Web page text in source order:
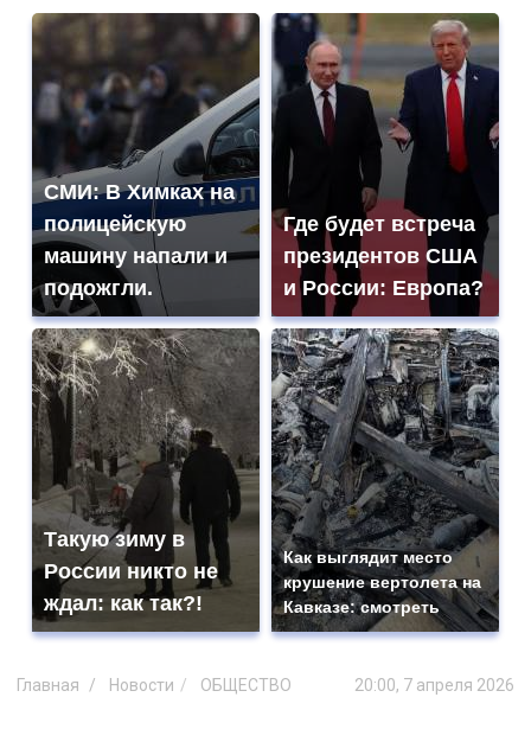
СМИ: В Химках на
полицейскую
машину напали и
подожгли.
Где будет встреча
президентов США
и России: Европа?
Такую зиму в
России никто не
ждал: как так?!
Как выглядит место
крушение вертолета на
Кавказе: смотреть
Главная Новости ОБЩЕСТВО 20:00, 7 апреля 2026